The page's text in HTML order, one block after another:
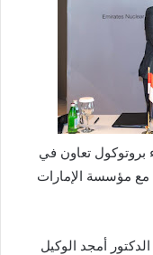
بروتوكول تعاون في
مع مؤسسة الإمارات
أمجد الوكيل